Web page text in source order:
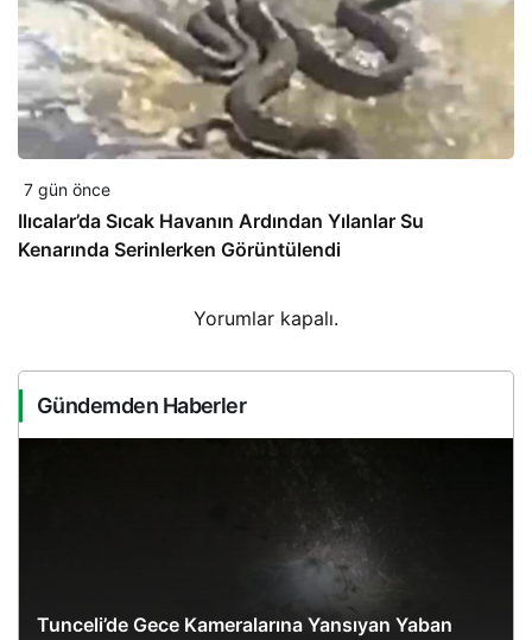
7 gün önce
Ilıcalar’da Sıcak Havanın Ardından Yılanlar Su
Kenarında Serinlerken Görüntülendi
Yorumlar kapalı.
Gündemden Haberler
Tunceli’de Gece Kameralarına Yansıyan Yaban